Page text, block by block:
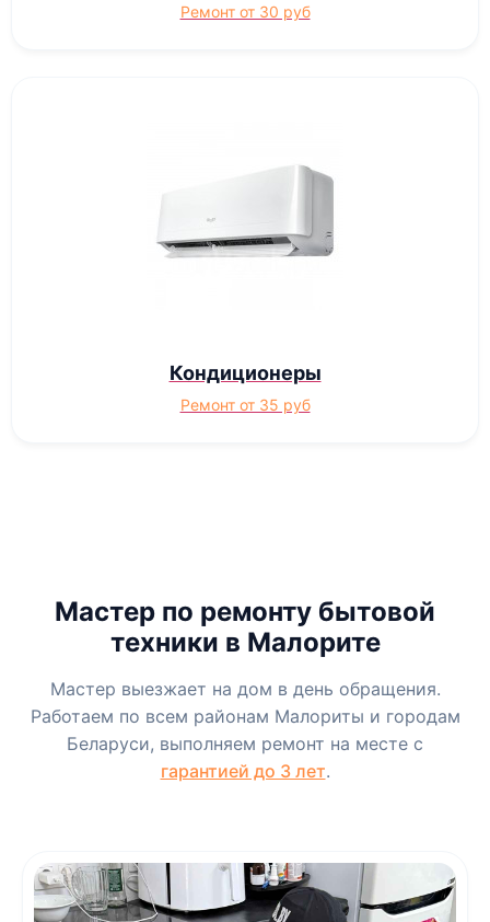
Ремонт от 30 руб
Кондиционеры
Ремонт от 35 руб
Мастер по ремонту бытовой
техники в Малорите
Мастер выезжает на дом в день обращения.
Работаем по всем районам Малориты и городам
Беларуси, выполняем ремонт на месте с
гарантией до 3 лет.